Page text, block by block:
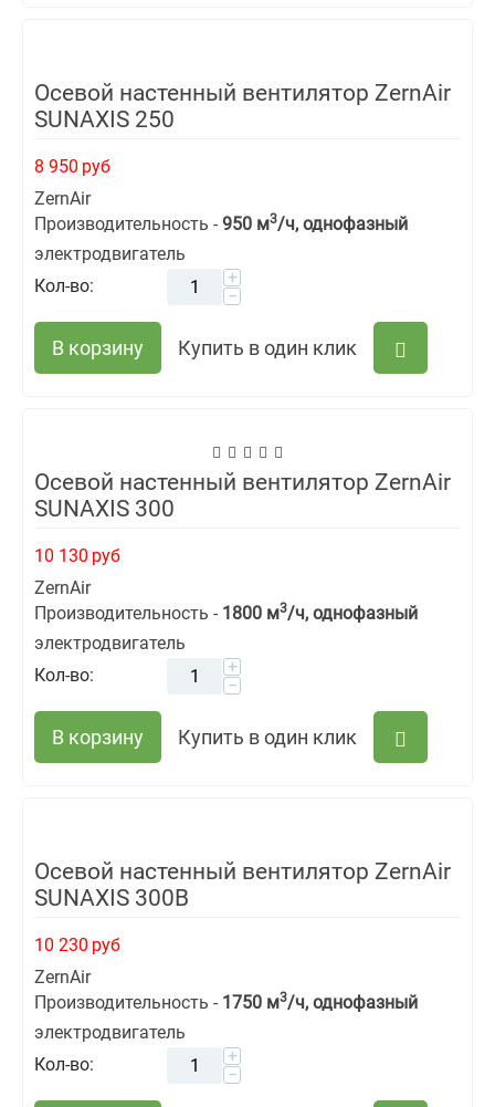
Осевой настенный вентилятор ZernAir
SUNAXIS 250
8 950 руб
ZernAir
Производительность - 950 м3/ч, однофазный
электродвигатель
Кол-во:
+
−
В корзину Купить в один клик
Осевой настенный вентилятор ZernAir
SUNAXIS 300
10 130 руб
ZernAir
Производительность - 1800 м3/ч, однофазный
электродвигатель
Кол-во:
+
−
В корзину Купить в один клик
Осевой настенный вентилятор ZernAir
SUNAXIS 300B
10 230 руб
ZernAir
Производительность - 1750 м3/ч, однофазный
электродвигатель
Кол-во:
+
−